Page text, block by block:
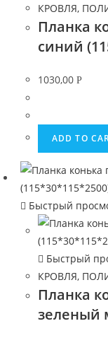
КРОВЛЯ,
Планка
синий
1030,00 Р
ADD TO
Быстрый
Быстрый
КРОВЛЯ,
Планка
зеленый